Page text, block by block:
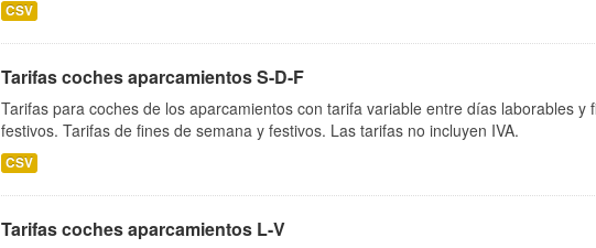
CSV
Tarifas coches aparcamientos S-D-F
Tarifas para coches de los aparcamientos con tarifa variable entre días laborables y
festivos. Tarifas de fines de semana y festivos. Las tarifas no incluyen IVA.
CSV
Tarifas coches aparcamientos L-V